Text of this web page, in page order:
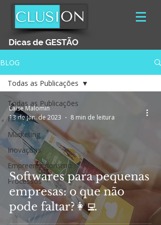
Dicas de GESTÃO
BLOG
Todas as Publicações
Finanças
Marketing
Inovações
Empreendedorismo
Processos
Todas as Publicações
Softwares para pequenas
empresas: o que não
pode faltar?👩‍💻
Laise Malomin
13 de jan. de 2023
8 min de leitura